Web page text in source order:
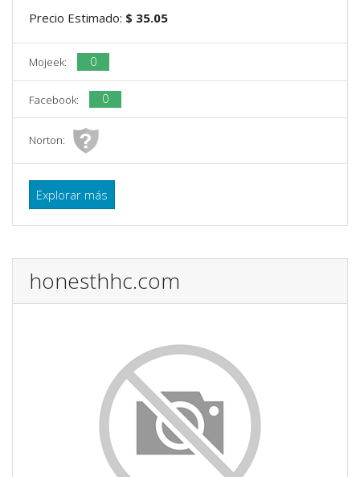
Precio Estimado: $ 35.05
Mojeek: 0
Facebook: 0
Norton:
Explorar más
honesthhc.com